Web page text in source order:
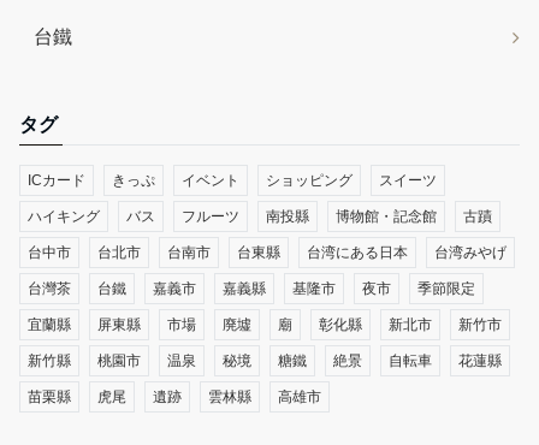
台鐵
タグ
ICカード きっぷ イベント ショッピング スイーツ
ハイキング バス フルーツ 南投縣 博物館・記念館 古蹟
台中市 台北市 台南市 台東縣 台湾にある日本 台湾みやげ
台灣茶 台鐵 嘉義市 嘉義縣 基隆市 夜市 季節限定
宜蘭縣 屏東縣 市場 廃墟 廟 彰化縣 新北市 新竹市
新竹縣 桃園市 温泉 秘境 糖鐵 絶景 自転車 花蓮縣
苗栗縣 虎尾 遺跡 雲林縣 高雄市